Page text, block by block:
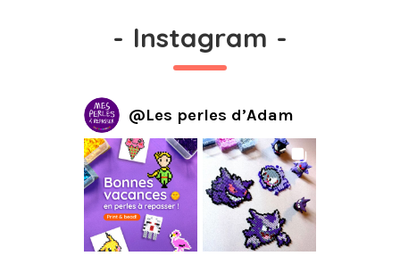
- Instagram -
@Les perles d’Adam